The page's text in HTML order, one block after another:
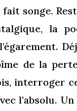
songe.
la
de la
interroger
l’absolu.